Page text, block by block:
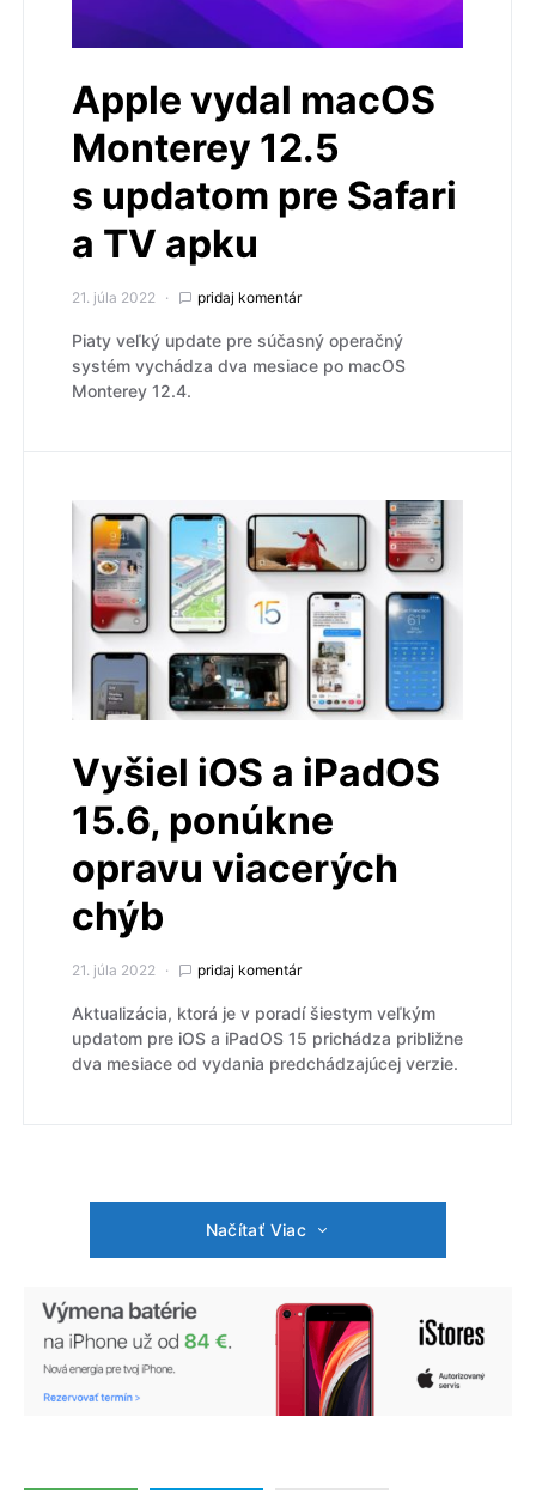
Apple vydal macOS
Monterey 12.5
s updatom pre Safari
a TV apku
21. júla 2022 pridaj komentár
Piaty veľký update pre súčasný operačný
systém vychádza dva mesiace po macOS
Monterey 12.4.
Vyšiel iOS a iPadOS
15.6, ponúkne
opravu viacerých
chýb
21. júla 2022 pridaj komentár
Aktualizácia, ktorá je v poradí šiestym veľkým
updatom pre iOS a iPadOS 15 prichádza približne
dva mesiace od vydania predchádzajúcej verzie.
Načítať Viac